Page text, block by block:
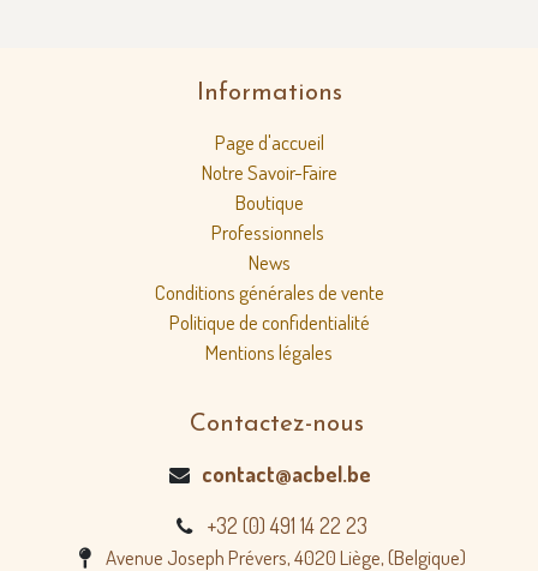
Informations
Page d'accueil
Notre Savoir-Faire
Boutique
Professionnels
News
Conditions générales de vente
Politique de confidentialité
Mentions légales
Contactez-nous
contact@acbel.be
+32 (0) 491 14 22 23
Avenue Joseph Prévers, 4020 Liège, (Belgique)